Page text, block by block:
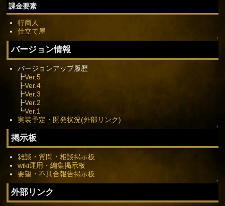
課金要素
行商人
仕立て屋
↑
バージョン情報
バージョンアップ履歴
┣Ver.5
┣Ver.4
┣Ver.3
┣Ver.2
┗Ver.1
実装予定・開発状況(外部リンク)
↑
掲示板
雑談・質問・相談掲示板
wiki運用・編集掲示板
要望・不具合報告掲示板
↑
外部リンク